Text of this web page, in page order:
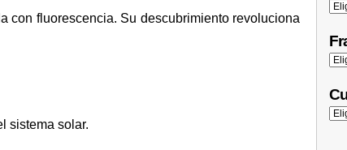
con fluorescencia. Su descubrimiento revoluciona
sistema solar.